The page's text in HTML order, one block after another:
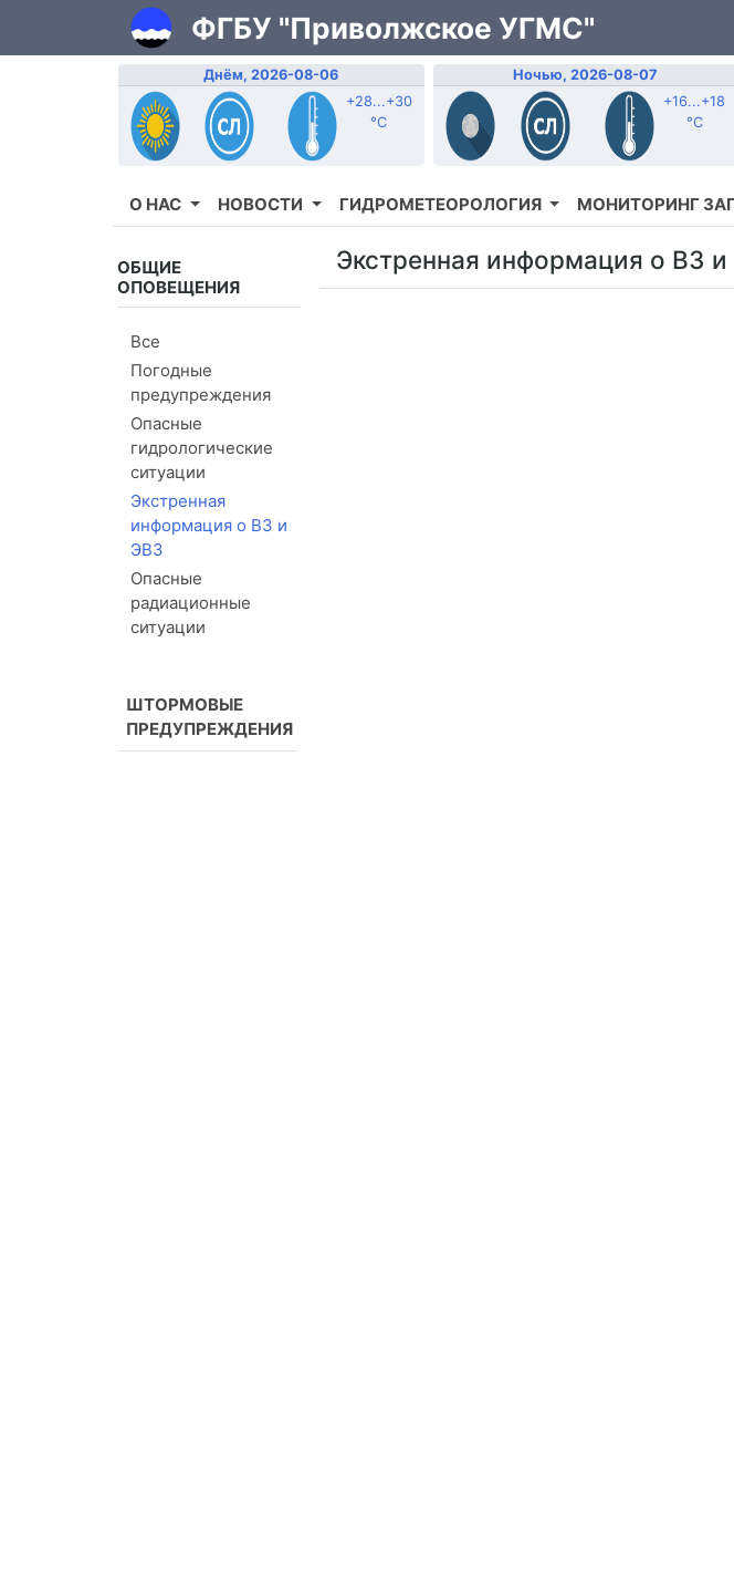
ФГБУ "Приволжское УГМС"
Днём, 2026-08-06
+28...+30
°C
Ночью, 2026-08-07
+16...+18
°C
О НАС НОВОСТИ ГИДРОМЕТЕОРОЛОГИЯ МОНИТОРИНГ
ОБЩИЕ
ОПОВЕЩЕНИЯ
Все
Погодные
предупреждения
Опасные
гидрологические
ситуации
Экстренная
информация о ВЗ и
ЭВЗ
Опасные
радиационные
ситуации
ШТОРМОВЫЕ
ПРЕДУПРЕЖДЕНИЯ
Экстренная информация о ВЗ